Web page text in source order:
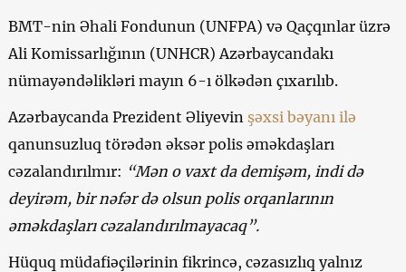
BMT-nin Əhali Fondunun (UNFPA) və Qaçqınlar üzrə
Ali Komissarlığının (UNHCR) Azərbaycandakı
nümayəndəlikləri mayın 6-ı ölkədən çıxarılıb.
Azərbaycanda Prezident Əliyevin şəxsi bəyanı ilə
qanunsuzluq törədən əksər polis əməkdaşları
cəzalandırılmır: “Mən o vaxt da demişəm, indi də
deyirəm, bir nəfər də olsun polis orqanlarının
əməkdaşları cəzalandırılmayacaq”.
Hüquq müdafiəçilərinin fikrincə, cəzasızlıq yalnız